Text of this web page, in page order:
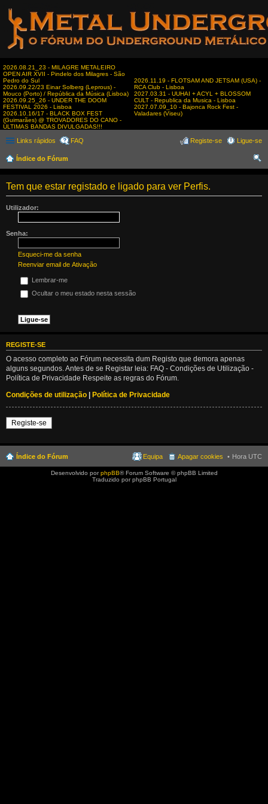
2026.08.21_23 - MILAGRE METALEIRO
OPEN AIR XVII - Pindelo dos Milagres - São
Pedro do Sul
2026.09.22/23 Einar Solberg (Leprous) -
Mouco (Porto) / República da Música (Lisboa)
2026.09.25_26 - UNDER THE DOOM
FESTIVAL 2026 - Lisboa
2026.10.16/17 - BLACK BOX FEST
(Guimarães) @ TROVADORES DO CANO -
ÚLTIMAS BANDAS DIVULGADAS!!!
2026.11.19 - FLOTSAM AND JETSAM (USA) -
RCA Club - Lisboa
2027.03.31 - UUHAI + ACYL + BLOSSOM
CULT - Republica da Musica - Lisboa
2027.07.09_10 - Bajonca Rock Fest -
Valadares (Viseu)
Links rápidos FAQ Ligue-se
Registe-se
Índice do Fórum
Tem que estar registado e ligado para ver Perfis.
Utilizador:
Senha:
Esqueci-me da senha
Reenviar email de Ativação
Lembrar-me
Ocultar o meu estado nesta sessão
REGISTE-SE
O acesso completo ao Fórum necessita dum Registo que demora apenas
alguns segundos. Antes de se Registar leia: FAQ - Condições de Utilização -
Política de Privacidade Respeite as regras do Fórum.
Condições de utilização | Política de Privacidade
Registe-se
Índice do Fórum Hora UTC
Apagar cookies
Equipa
Desenvolvido porphpBB® Forum Software © phpBB Limited
Traduzido por phpBB Portugal